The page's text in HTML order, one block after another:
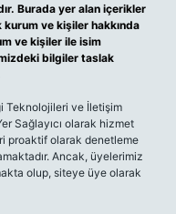
Burada yer alan içerikler
ve kişiler hakkında
ve kişiler ile isim
bilgiler taslak
Teknolojileri ve İletişim
Sağlayıcı olarak hizmet
proaktif olarak denetleme
Ancak, üyelerimiz
olup, siteye üye olarak